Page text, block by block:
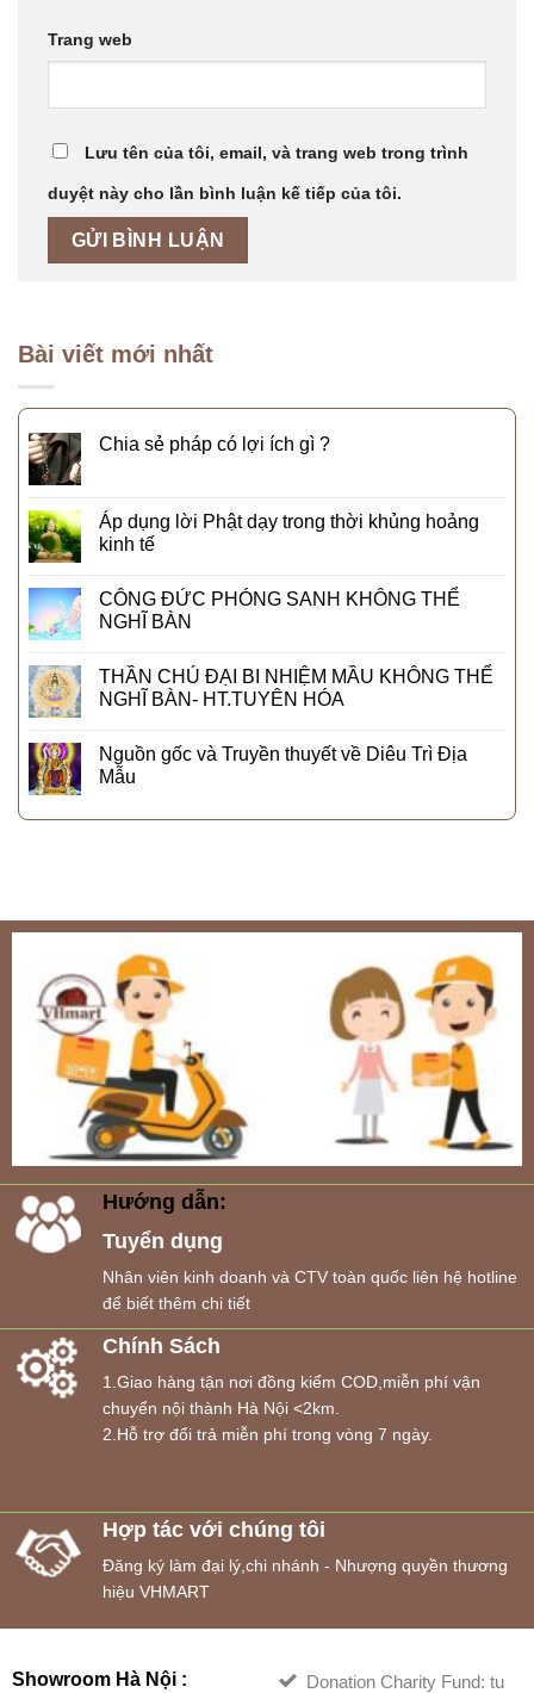
Trang web
Lưu tên của tôi, email, và trang web trong trình
duyệt này cho lần bình luận kế tiếp của tôi.
Bài viết mới nhất
Chia sẻ pháp có lợi ích gì ?
Áp dụng lời Phật dạy trong thời khủng hoảng
kinh tế
CÔNG ĐỨC PHÓNG SANH KHÔNG THỂ
NGHĨ BÀN
THẦN CHÚ ĐẠI BI NHIỆM MẦU KHÔNG THỂ
NGHĨ BÀN- HT.TUYÊN HÓA
Nguồn gốc và Truyền thuyết về Diêu Trì Địa
Mẫu
Hướng dẫn:
Tuyển dụng
Nhân viên kinh doanh và CTV toàn quốc liên hệ hotline
để biết thêm chi tiết
Chính Sách
1.Giao hàng tận nơi đồng kiểm COD,miễn phí vận
chuyển nội thành Hà Nội <2km.
2.Hỗ trợ đổi trả miễn phí trong vòng 7 ngày.
Hợp tác với chúng tôi
Đăng ký làm đại lý,chi nhánh - Nhượng quyền thương
hiệu VHMART
Showroom Hà Nội :
Donation Charity Fund: tu